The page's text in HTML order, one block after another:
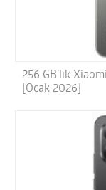
256 GB’lık
[Ocak 2026]